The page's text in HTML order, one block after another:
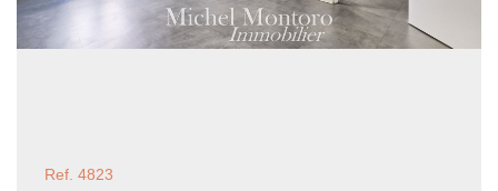
Ref. 4823